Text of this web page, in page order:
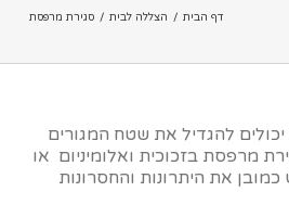
דף הבית הצללה לבית סגירת מרפסת
להגדיל את שטח המגורים
מרפסת בזכוכית ואלומיניום או
את היתרונות והחסרונות